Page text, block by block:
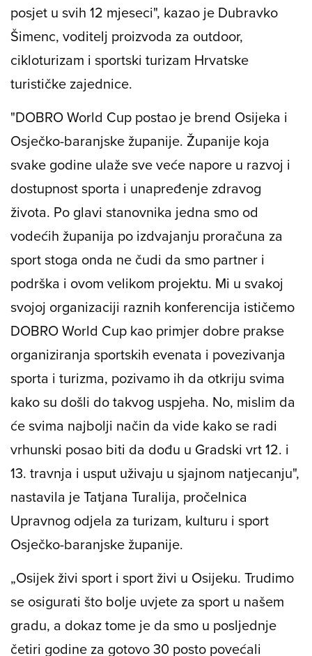
posjet u svih 12 mjeseci", kazao je Dubravko
Šimenc, voditelj proizvoda za outdoor,
cikloturizam i sportski turizam Hrvatske
turističke zajednice.
"DOBRO World Cup postao je brend Osijeka i
Osječko-baranjske županije. Županije koja
svake godine ulaže sve veće napore u razvoj i
dostupnost sporta i unapređenje zdravog
života. Po glavi stanovnika jedna smo od
vodećih županija po izdvajanju proračuna za
sport stoga onda ne čudi da smo partner i
podrška i ovom velikom projektu. Mi u svakoj
svojoj organizaciji raznih konferencija ističemo
DOBRO World Cup kao primjer dobre prakse
organiziranja sportskih evenata i povezivanja
sporta i turizma, pozivamo ih da otkriju svima
kako su došli do takvog uspjeha. No, mislim da
će svima najbolji način da vide kako se radi
vrhunski posao biti da dođu u Gradski vrt 12. i
13. travnja i usput uživaju u sjajnom natjecanju",
nastavila je Tatjana Turalija, pročelnica
Upravnog odjela za turizam, kulturu i sport
Osječko-baranjske županije.
„Osijek živi sport i sport živi u Osijeku. Trudimo
se osigurati što bolje uvjete za sport u našem
gradu, a dokaz tome je da smo u posljednje
četiri godine za gotovo 30 posto povećali